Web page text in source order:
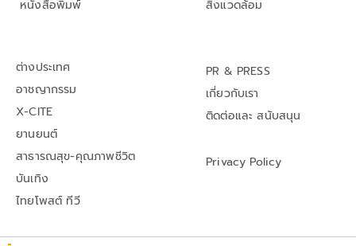
หนังสือพิมพ์
สิ่งแวดล้อม
ต่างประเทศ
อาชญากรรม
X-CITE
ยานยนต์
สาธารณสุข-คุณภาพชีวิต
บันเทิง
ไทยโพสต์ ทีวี
PR & PRESS
เกี่ยวกับเรา
ติดต่อและ สนับสนุน
Privacy Policy